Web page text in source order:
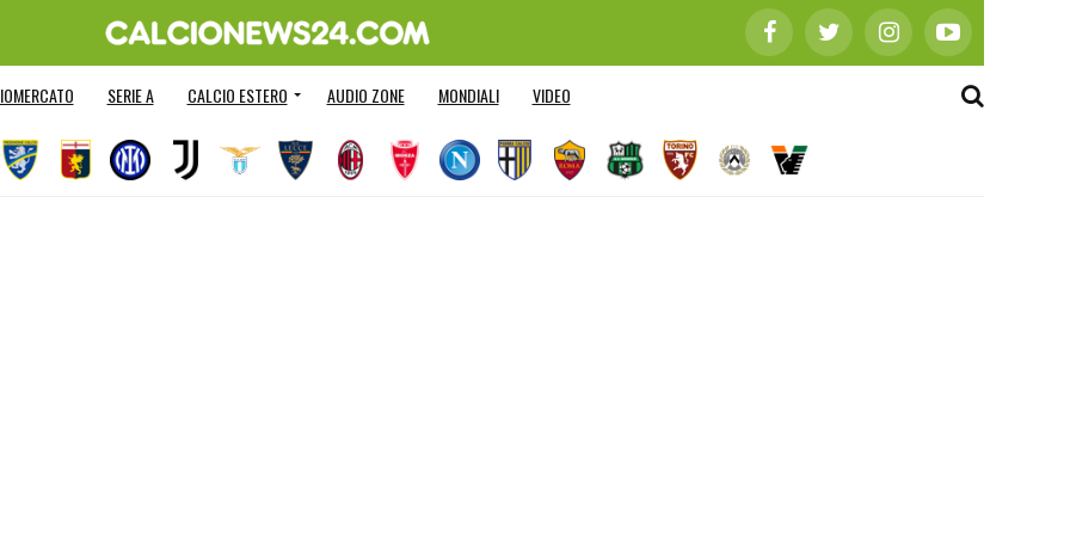
SERIE A CALCIO ESTERO AUDIO ZONE MONDIALI VIDEO